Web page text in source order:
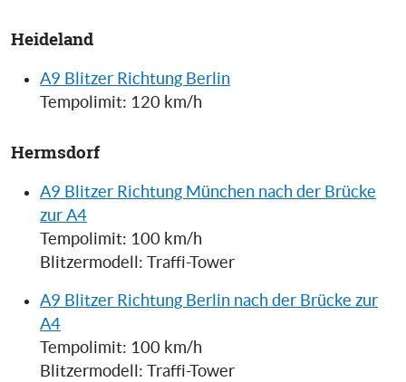
Heideland
A9 Blitzer Richtung Berlin
Tempolimit: 120 km/h
Hermsdorf
A9 Blitzer Richtung München nach der Brücke
zur A4
Tempolimit: 100 km/h
Blitzermodell: Traffi-Tower
A9 Blitzer Richtung Berlin nach der Brücke zur
A4
Tempolimit: 100 km/h
Blitzermodell: Traffi-Tower